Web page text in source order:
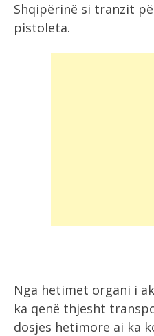
Shqipërinë si tranzit
pistoleta.
Nga hetimet organi i
ka qenë thjesht
dosjes hetimore ai ka